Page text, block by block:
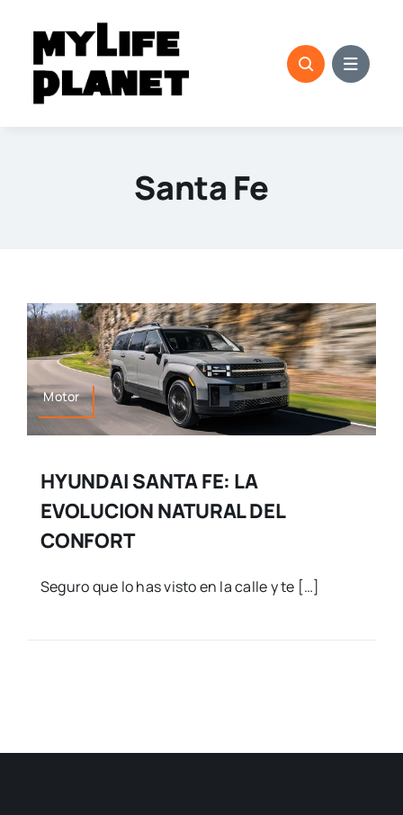
contenido
Santa Fe
Motor
HYUNDAI SANTA FE: LA
EVOLUCION NATURAL DEL
CONFORT
Seguro que lo has visto en la calle y te […]